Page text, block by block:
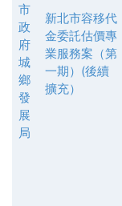
市
政
府
城
鄉
發
展
局
新北市容移代
金委託估價專
業服務案（第
一期）(後續
擴充）